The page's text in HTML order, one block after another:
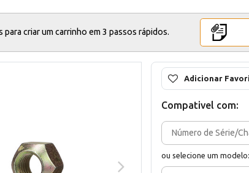
criar um carrinho em 3 passos rápidos.
Adicionar
Compativel com:
ou selecione um modelo: